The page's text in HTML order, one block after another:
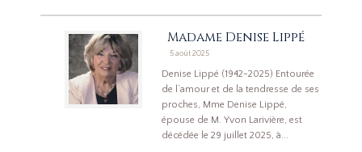
Madame Denise Lippé
5 août 2025
Denise Lippé (1942-2025) Entourée
de l’amour et de la tendresse de ses
proches, Mme Denise Lippé,
épouse de M. Yvon Larivière, est
décédée le 29 juillet 2025, à...